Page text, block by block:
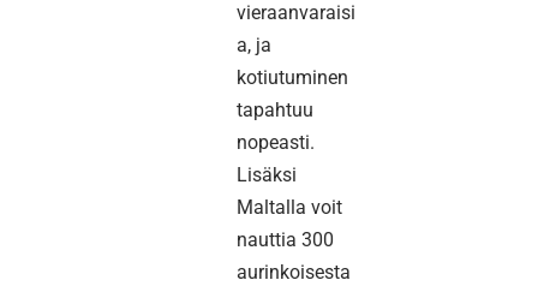
vieraanvaraisi
a, ja
kotiutuminen
tapahtuu
nopeasti.
Lisäksi
Maltalla voit
nauttia 300
aurinkoisesta